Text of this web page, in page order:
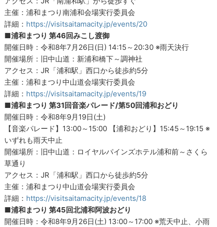
主催：浦和まつり南浦和会場実行委員会
詳細： https://visitsaitamacity.jp/events/20
■浦和まつり 第46回みこし渡御
開催日時：令和8年7月26日(日) 14:15～20:30 ※雨天決行
開催場所：旧中山道：新浦和橋下～調神社
アクセス：JR「浦和駅」西口から徒歩約5分
主催：浦和まつり中山道会場実行委員会
詳細： https://visitsaitamacity.jp/events/19
■浦和まつり 第31回音楽パレード/第50回浦和おどり
開催日時：令和8年9月19日(土)
【音楽パレード】13:00～15:00 【浦和おどり】15:45～19:15 ※
いずれも雨天中止
開催場所：旧中山道：ロイヤルパインズホテル浦和前～さくら
草通り
アクセス：JR「浦和駅」西口から徒歩約5分
主催：浦和まつり中山道会場実行委員会
詳細： https://visitsaitamacity.jp/events/18
■浦和まつり 第45回北浦和阿波おどり
開催日時：令和8年9月26日(土) 13:00～17:00 ※荒天中止、小雨